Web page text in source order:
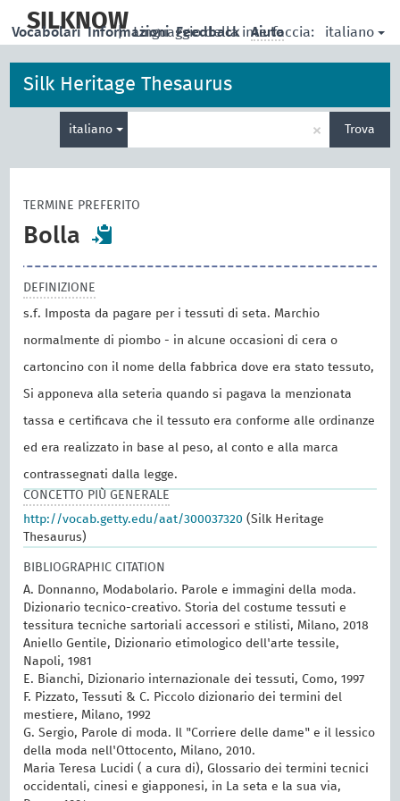
main
SILKNOW
| Linguaggio della interfaccia: italiano
Vocabolari Informazioni Feedback Aiuto
Silk Heritage Thesaurus
italiano
per
ricerca
× Trova
TERMINE PREFERITO
Bolla
DEFINIZIONE
s.f. Imposta da pagare per i tessuti di seta. Marchio
normalmente di piombo - in alcune occasioni di cera o
cartoncino con il nome della fabbrica dove era stato tessuto,
Si apponeva alla seteria quando si pagava la menzionata
tassa e certificava che il tessuto era conforme alle ordinanze
ed era realizzato in base al peso, al conto e alla marca
contrassegnati dalla legge.
CONCETTO PIÙ GENERALE
http://vocab.getty.edu/aat/300037320 (Silk Heritage
Thesaurus)
BIBLIOGRAPHIC CITATION
A. Donnanno, Modabolario. Parole e immagini della moda.
Dizionario tecnico-creativo. Storia del costume tessuti e
tessitura tecniche sartoriali accessori e stilisti, Milano, 2018
Aniello Gentile, Dizionario etimologico dell'arte tessile,
Napoli, 1981
E. Bianchi, Dizionario internazionale dei tessuti, Como, 1997
F. Pizzato, Tessuti & C. Piccolo dizionario dei termini del
mestiere, Milano, 1992
G. Sergio, Parole di moda. Il "Corriere delle dame" e il lessico
della moda nell'Ottocento, Milano, 2010.
Maria Teresa Lucidi ( a cura di), Glossario dei termini tecnici
occidentali, cinesi e giapponesi, in La seta e la sua via,